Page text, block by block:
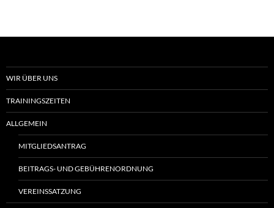
WIR ÜBER UNS
TRAININGSZEITEN
ALLGEMEIN
MITGLIEDSANTRAG
BEITRAGS- UND GEBÜHRENORDNUNG
VEREINSSATZUNG